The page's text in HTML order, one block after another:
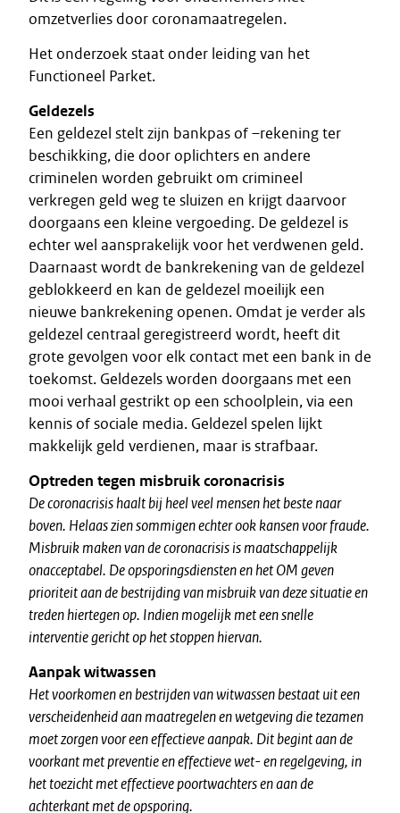
omzetverlies door coronamaatregelen.
Het onderzoek staat onder leiding van het
Functioneel Parket.
Geldezels
Een geldezel stelt zijn bankpas of –rekening ter
beschikking, die door oplichters en andere
criminelen worden gebruikt om crimineel
verkregen geld weg te sluizen en krijgt daarvoor
doorgaans een kleine vergoeding. De geldezel is
echter wel aansprakelijk voor het verdwenen geld.
Daarnaast wordt de bankrekening van de geldezel
geblokkeerd en kan de geldezel moeilijk een
nieuwe bankrekening openen. Omdat je verder als
geldezel centraal geregistreerd wordt, heeft dit
grote gevolgen voor elk contact met een bank in de
toekomst. Geldezels worden doorgaans met een
mooi verhaal gestrikt op een schoolplein, via een
kennis of sociale media. Geldezel spelen lijkt
makkelijk geld verdienen, maar is strafbaar.
Optreden tegen misbruik coronacrisis
De coronacrisis haalt bij heel veel mensen het beste naar
boven. Helaas zien sommigen echter ook kansen voor fraude.
Misbruik maken van de coronacrisis is maatschappelijk
onacceptabel. De opsporingsdiensten en het OM geven
prioriteit aan de bestrijding van misbruik van deze situatie en
treden hiertegen op. Indien mogelijk met een snelle
interventie gericht op het stoppen hiervan.
Aanpak witwassen
Het voorkomen en bestrijden van witwassen bestaat uit een
verscheidenheid aan maatregelen en wetgeving die tezamen
moet zorgen voor een effectieve aanpak. Dit begint aan de
voorkant met preventie en effectieve wet- en regelgeving, in
het toezicht met effectieve poortwachters en aan de
achterkant met de opsporing.